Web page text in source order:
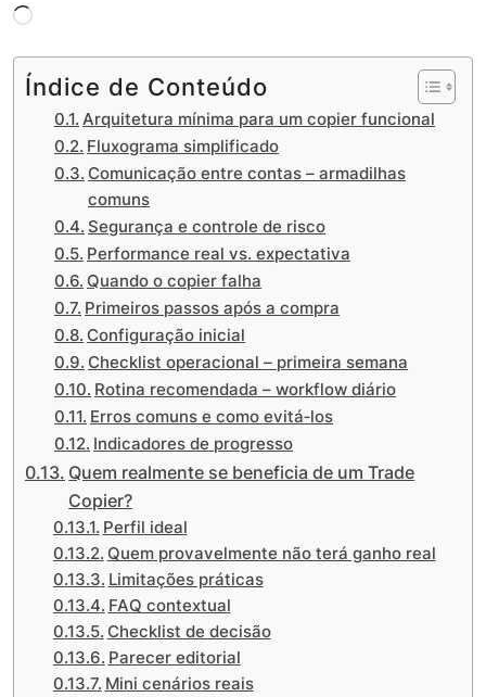
Carregando...
Índice de Conteúdo
Arquitetura mínima para um copier funcional
Fluxograma simplificado
Comunicação entre contas – armadilhas
comuns
Segurança e controle de risco
Performance real vs. expectativa
Quando o copier falha
Primeiros passos após a compra
Configuração inicial
Checklist operacional – primeira semana
Rotina recomendada – workflow diário
Erros comuns e como evitá‑los
Indicadores de progresso
Quem realmente se beneficia de um Trade
Copier?
Perfil ideal
Quem provavelmente não terá ganho real
Limitações práticas
FAQ contextual
Checklist de decisão
Parecer editorial
Mini cenários reais